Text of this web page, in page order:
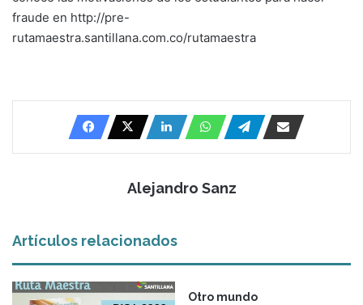
fraude en http://pre-
rutamaestra.santillana.com.co/rutamaestra
Alejandro Sanz
Artículos relacionados
Otro mundo